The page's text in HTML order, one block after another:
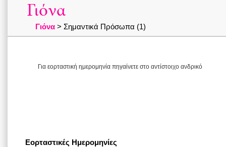
Γιόνα
Γιόνα > Σημαντικά Πρόσωπα (1)
Για εορταστική ημερομηνία πηγαίνετε στο αντίστοιχο ανδρικό
Εορταστικές Ημερομηνίες